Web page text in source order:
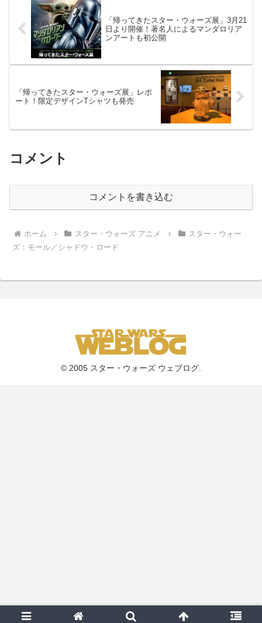
「帰ってきたスター・ウォーズ展」3月21
日より開催！著名人によるマンダロリア
ンアートも初公開
「帰ってきたスター・ウォーズ展」レポ
ート！限定デザインTシャツも発売
コメント
コメントを書き込む
ホーム スター・ウォーズ アニメ
スター・ウォー
ズ：モール／シャドウ・ロード
© 2005 スター・ウォーズ ウェブログ.